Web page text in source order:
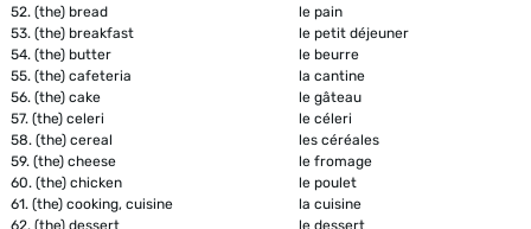
52. (the) bread
le pain
53. (the) breakfast
le petit déjeuner
54. (the) butter
le beurre
55. (the) cafeteria
la cantine
56. (the) cake
le gâteau
57. (the) celeri
le céleri
58. (the) cereal
les céréales
59. (the) cheese
le fromage
60. (the) chicken
le poulet
61. (the) cooking, cuisine
la cuisine
62. (the) dessert
le dessert